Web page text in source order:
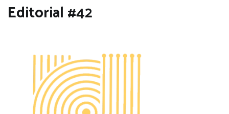
Editorial #42